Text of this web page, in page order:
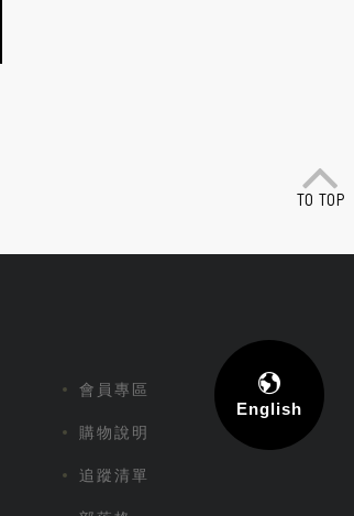
會員專區
購物說明
追蹤清單
English